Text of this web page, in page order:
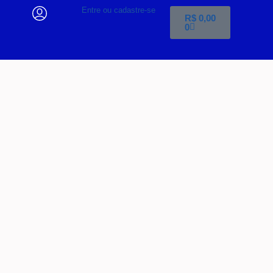
Entre ou cadastre-se
R$0,00
0